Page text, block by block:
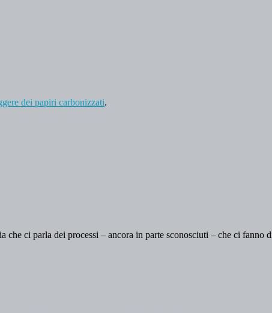
dei papiri carbonizzati.
ci parla dei processi – ancora in parte sconosciuti – che ci